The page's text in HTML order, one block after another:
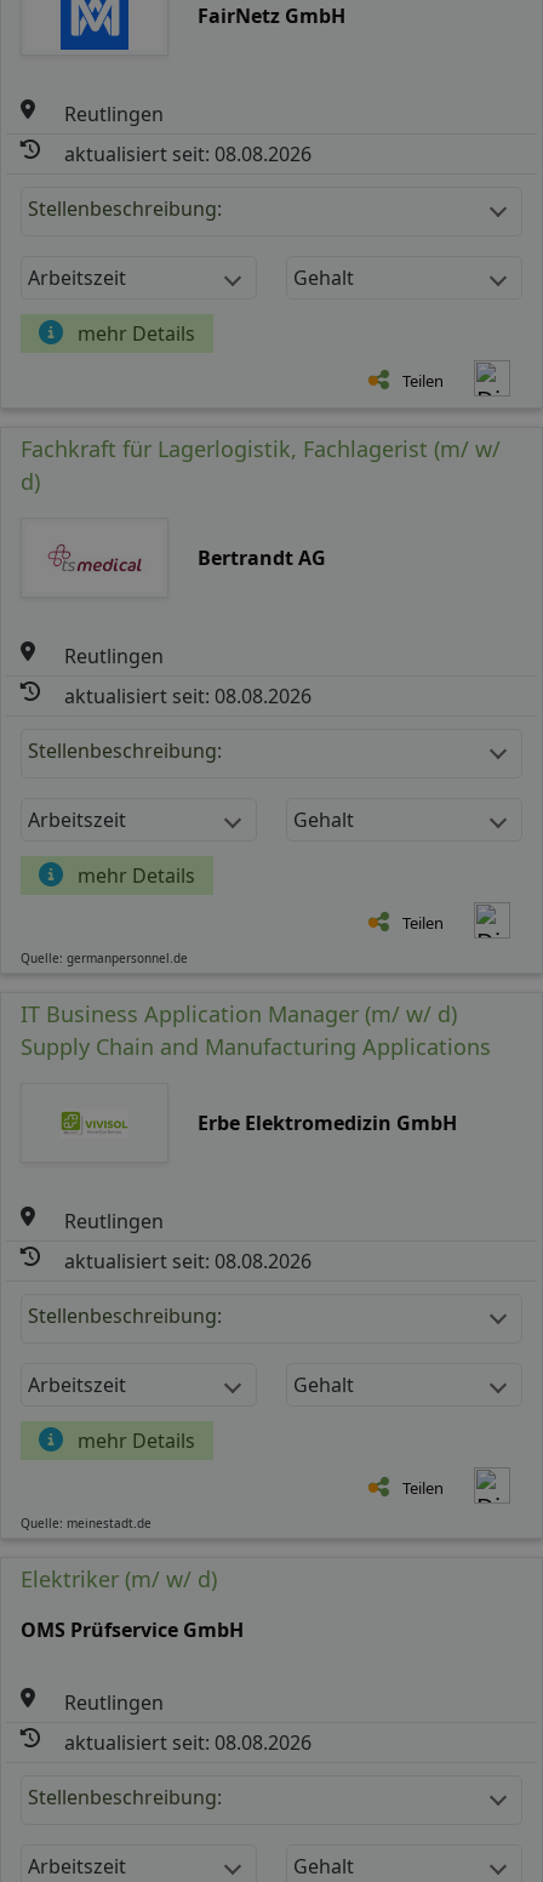
FairNetz GmbH
Reutlingen
aktualisiert seit: 08.08.2026
Stellenbeschreibung:
Arbeitszeit Gehalt
mehr Details
Teilen
Fachkraft für Lagerlogistik, Fachlagerist (m/ w/
d)
Bertrandt AG
Reutlingen
aktualisiert seit: 08.08.2026
Stellenbeschreibung:
Arbeitszeit Gehalt
mehr Details
Teilen
Quelle: germanpersonnel.de
IT Business Application Manager (m/ w/ d)
Supply Chain and Manufacturing Applications
Erbe Elektromedizin GmbH
Reutlingen
aktualisiert seit: 08.08.2026
Stellenbeschreibung:
Arbeitszeit Gehalt
mehr Details
Teilen
Quelle: meinestadt.de
Elektriker (m/ w/ d)
OMS Prüfservice GmbH
Reutlingen
aktualisiert seit: 08.08.2026
Stellenbeschreibung:
Arbeitszeit Gehalt